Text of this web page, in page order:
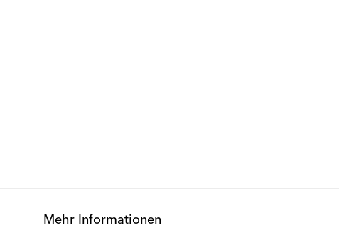
Mehr Informationen